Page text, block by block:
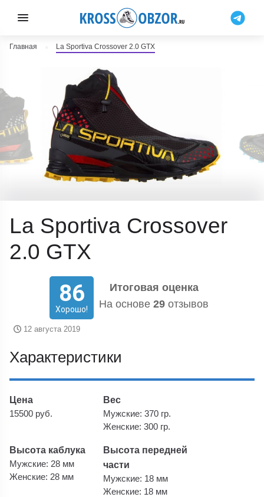
Главная La Sportiva Crossover 2.0 GTX
La Sportiva Crossover
2.0 GTX
86
Хорошо!
Итоговая оценка
На основе 29 отзывов
12 августа 2019
Характеристики
Цена
15500 руб.
Вес
Мужские: 370 гр.
Женские: 300 гр.
Высота каблука
Мужские: 28 мм
Женские: 28 мм
Высота передней
части
Мужские: 18 мм
Женские: 18 мм